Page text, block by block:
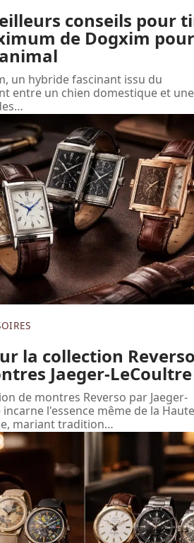
conseils pour
de Dogxim pour
un hybride fascinant issu du
entre un chien domestique et une
…
la collection Reverso
Jaeger-LeCoultre
de montres Reverso par Jaeger-
incarne l'essence même de la Haute
mariant tradition…